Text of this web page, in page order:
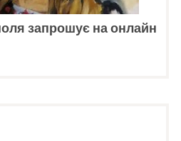
запрошує на онлайн